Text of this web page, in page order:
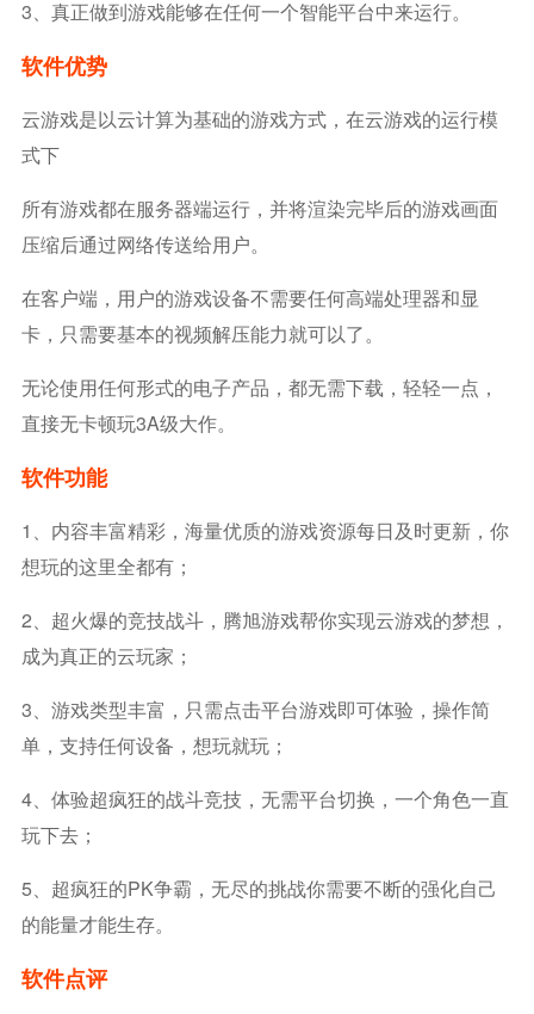
3、真正做到游戏能够在任何一个智能平台中来运行。
软件优势
云游戏是以云计算为基础的游戏方式，在云游戏的运行模
式下
所有游戏都在服务器端运行，并将渲染完毕后的游戏画面
压缩后通过网络传送给用户。
在客户端，用户的游戏设备不需要任何高端处理器和显
卡，只需要基本的视频解压能力就可以了。
无论使用任何形式的电子产品，都无需下载，轻轻一点，
直接无卡顿玩3A级大作。
软件功能
1、内容丰富精彩，海量优质的游戏资源每日及时更新，你
想玩的这里全都有；
2、超火爆的竞技战斗，腾旭游戏帮你实现云游戏的梦想，
成为真正的云玩家；
3、游戏类型丰富，只需点击平台游戏即可体验，操作简
单，支持任何设备，想玩就玩；
4、体验超疯狂的战斗竞技，无需平台切换，一个角色一直
玩下去；
5、超疯狂的PK争霸，无尽的挑战你需要不断的强化自己
的能量才能生存。
软件点评